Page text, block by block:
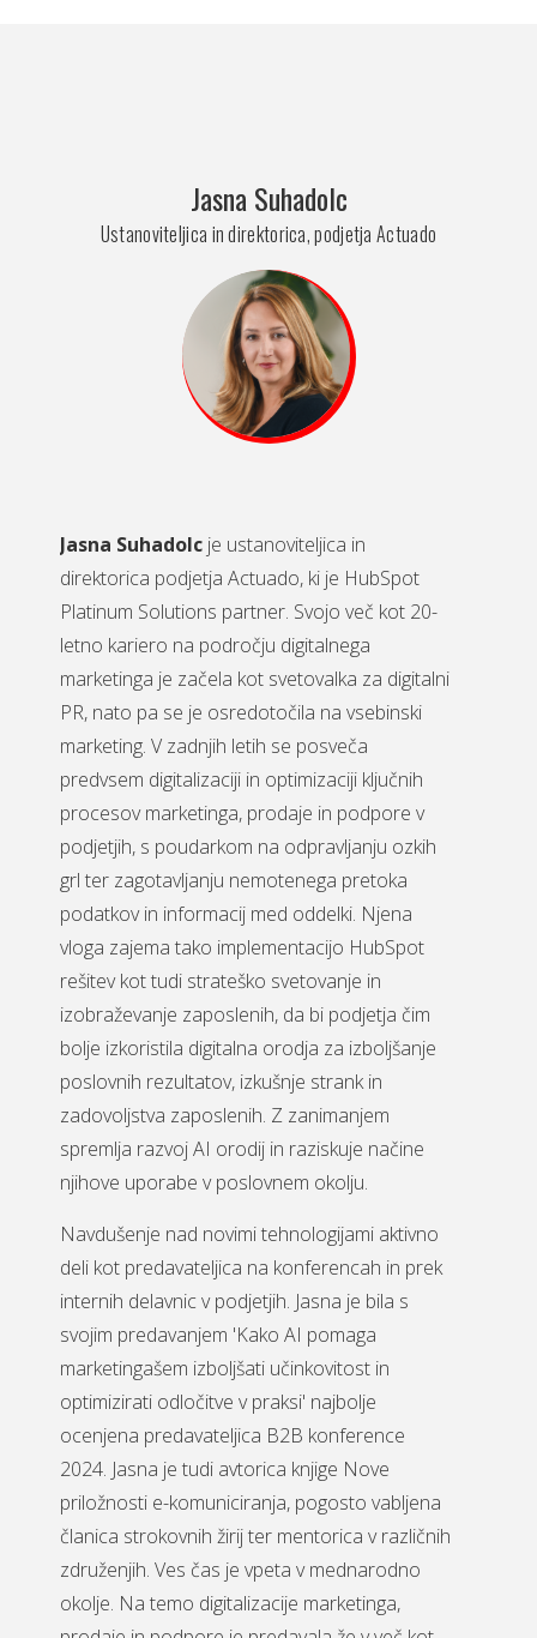
Jasna Suhadolc
Ustanoviteljica in direktorica, podjetja Actuado
Jasna Suhadolc je ustanoviteljica in
direktorica podjetja Actuado, ki je HubSpot
Platinum Solutions partner. Svojo več kot 20-
letno kariero na področju digitalnega
marketinga je začela kot svetovalka za digitalni
PR, nato pa se je osredotočila na vsebinski
marketing. V zadnjih letih se posveča
predvsem digitalizaciji in optimizaciji ključnih
procesov marketinga, prodaje in podpore v
podjetjih, s poudarkom na odpravljanju ozkih
grl ter zagotavljanju nemotenega pretoka
podatkov in informacij med oddelki. Njena
vloga zajema tako implementacijo HubSpot
rešitev kot tudi strateško svetovanje in
izobraževanje zaposlenih, da bi podjetja čim
bolje izkoristila digitalna orodja za izboljšanje
poslovnih rezultatov, izkušnje strank in
zadovoljstva zaposlenih. Z zanimanjem
spremlja razvoj AI orodij in raziskuje načine
njihove uporabe v poslovnem okolju.
Navdušenje nad novimi tehnologijami aktivno
deli kot predavateljica na konferencah in prek
internih delavnic v podjetjih. Jasna je bila s
svojim predavanjem 'Kako AI pomaga
marketingašem izboljšati učinkovitost in
optimizirati odločitve v praksi' najbolje
ocenjena predavateljica B2B konference
2024. Jasna je tudi avtorica knjige Nove
priložnosti e-komuniciranja, pogosto vabljena
članica strokovnih žirij ter mentorica v različnih
združenjih. Ves čas je vpeta v mednarodno
okolje. Na temo digitalizacije marketinga,